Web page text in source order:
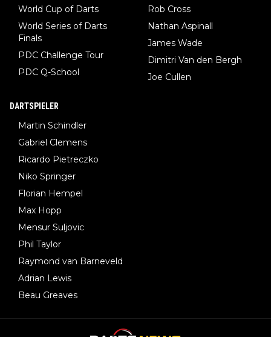
World Cup of Darts
World Series of Darts
Finals
PDC Challenge Tour
PDC Q-School
Rob Cross
Nathan Aspinall
James Wade
Dimitri Van den Bergh
Joe Cullen
DARTSPIELER
Martin Schindler
Gabriel Clemens
Ricardo Pietreczko
Niko Springer
Florian Hempel
Max Hopp
Mensur Suljovic
Phil Taylor
Raymond van Barneveld
Adrian Lewis
Beau Greaves